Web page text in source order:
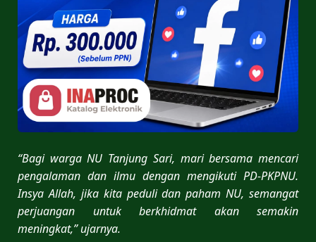
“Bagi warga NU Tanjung Sari, mari bersama mencari
pengalaman dan ilmu dengan mengikuti PD-PKPNU.
Insya Allah, jika kita peduli dan paham NU, semangat
perjuangan untuk berkhidmat akan semakin
meningkat,” ujarnya.